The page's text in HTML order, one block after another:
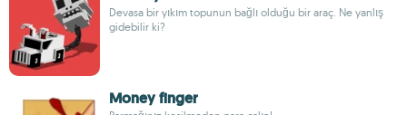
Devasa bir yıkım topunun bağlı olduğu bir araç. Ne yanlış
gidebilir ki?
Money finger